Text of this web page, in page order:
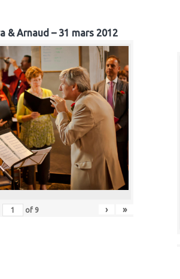
& Arnaud – 31 mars 2012
of 9 › »